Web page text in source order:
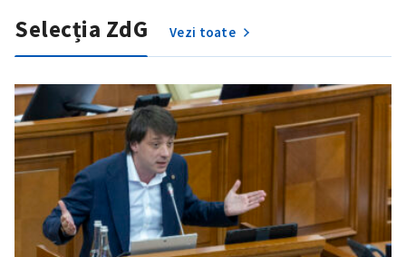
Trimite o informație
Despre ZdG
in English
на русском
Selecția ZdG Vezi toate